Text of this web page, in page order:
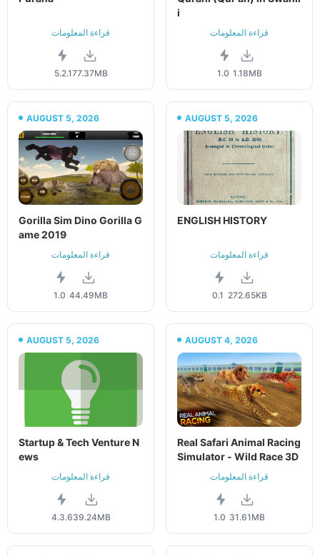
قراءة المعلومات
5.2.177.37MB
i
قراءة المعلومات
1.0 1.18MB
AUGUST 5, 2026
Gorilla Sim Dino Gorilla G
ame 2019
قراءة المعلومات
1.0 44.49MB
AUGUST 5, 2026
ENGLISH HISTORY
قراءة المعلومات
0.1 272.65KB
AUGUST 5, 2026
Startup & Tech Venture N
ews
قراءة المعلومات
4.3.639.24MB
AUGUST 4, 2026
Real Safari Animal Racing
Simulator - Wild Race 3D
قراءة المعلومات
1.0 31.61MB